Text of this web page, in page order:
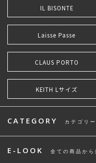
IL BISONTE
Laisse Passe
CLAUS PORTO
KEITH Lサイズ
CATEGORY カテゴリ
E-LOOK 全ての商品から